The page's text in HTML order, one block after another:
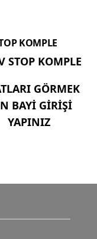
KOMPLE
GÖRMEK
BAYİ GİRİŞİ
YAPINIZ